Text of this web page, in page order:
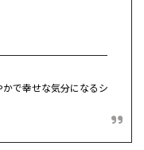
で幸せな気分になるシ